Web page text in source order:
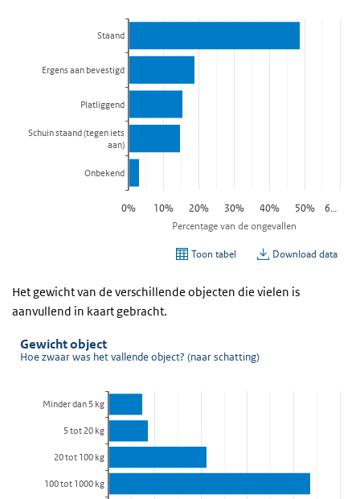
Het gewicht van de verschillende objecten die vielen is
aanvullend in kaart gebracht.